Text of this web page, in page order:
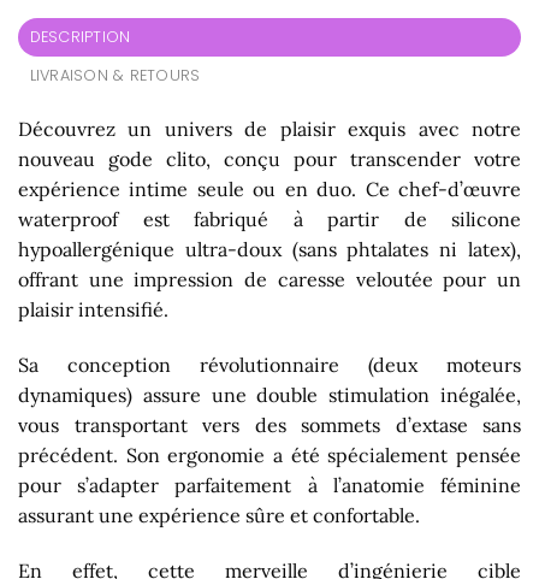
DESCRIPTION
LIVRAISON & RETOURS
Découvrez un univers de plaisir exquis avec notre
nouveau gode clito, conçu pour transcender votre
expérience intime seule ou en duo. Ce chef-d’œuvre
waterproof est fabriqué à partir de silicone
hypoallergénique ultra-doux (sans phtalates ni latex),
offrant une impression de caresse veloutée pour un
plaisir intensifié.
Sa conception révolutionnaire (deux moteurs
dynamiques) assure une double stimulation inégalée,
vous transportant vers des sommets d’extase sans
précédent. Son ergonomie a été spécialement pensée
pour s’adapter parfaitement à l’anatomie féminine
assurant une expérience sûre et confortable.
En effet, cette merveille d’ingénierie cible